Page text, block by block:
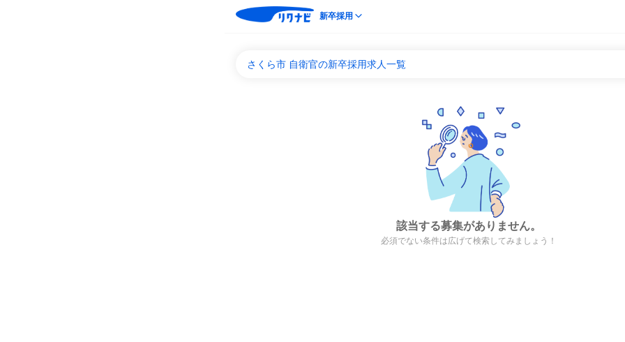
新卒採用
さくら市 自衛官の新卒採用求人一覧
該当する募集がありません。
必須でない条件は広げて検索してみましょう！